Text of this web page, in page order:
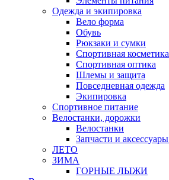
Одежда и экипировка
Вело форма
Обувь
Рюкзаки и сумки
Спортивная косметика
Спортивная оптика
Шлемы и защита
Повседневная одежда
Экипировка
Спортивное питание
Велостанки, дорожки
Велостанки
Запчасти и
ЛЕТО
ЗИМА
ГОРНЫЕ ЛЫЖИ